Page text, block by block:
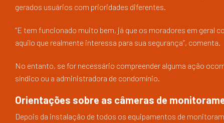
gerados usuários com prioridades diferentes.
“E tem funcionado muito bem, já que os moradores em geral
aquilo que realmente interessa para sua segurança”, comenta.
No entanto, se for necessário compreender alguma ação
síndico ou a administradora de condomínio.
Orientações sobre as câmeras de
Depois da instalação de todos os equipamentos de